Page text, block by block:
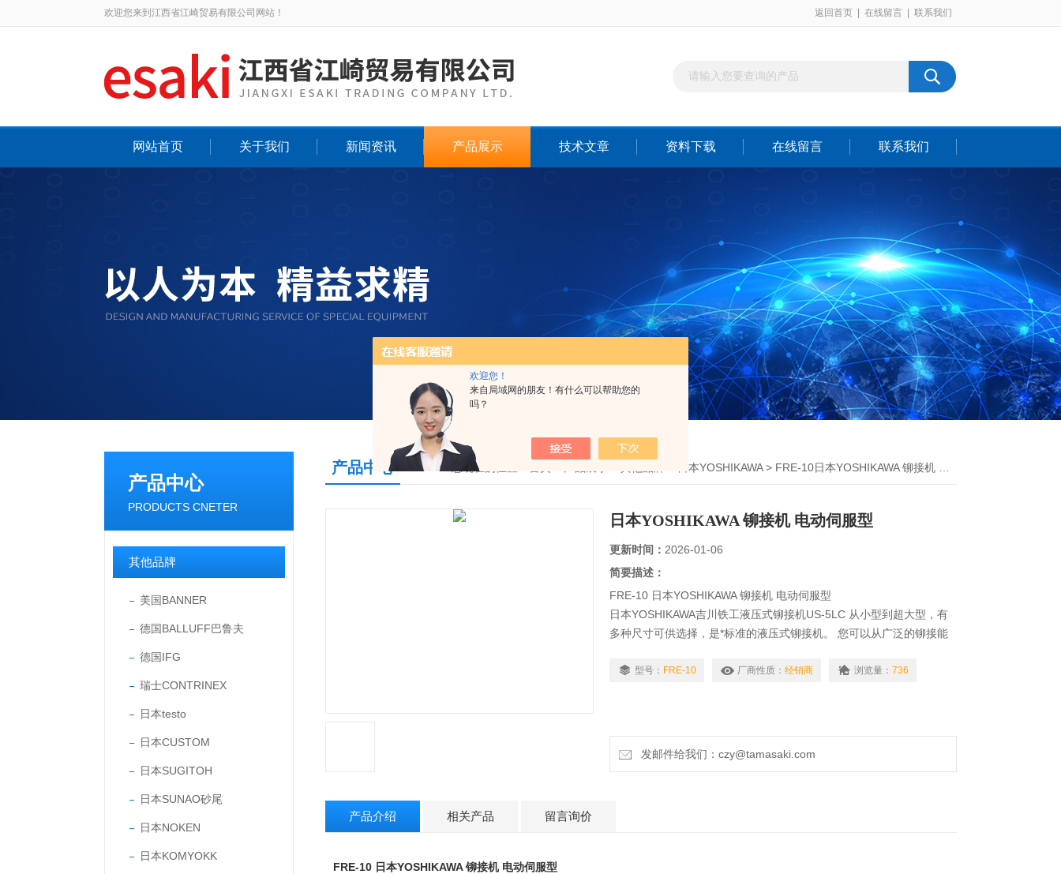
欢迎您！
来自局域网的朋友！有什么可以帮助您的
吗？
欢迎您来到江西省江崎贸易有限公司网站！ 返回首页 在线留言 联系我们
网站首页 关于我们 新闻资讯 产品展示 技术文章 资料下载 在线留言 联系我们
产品中心
PRODUCTS CNETER
其他品牌
美国BANNER
德国BALLUFF巴鲁夫
德国IFG
瑞士CONTRINEX
日本testo
日本CUSTOM
日本SUGITOH
日本SUNAO砂尾
日本NOKEN
日本KOMYOKK
产品中心 您现在的位置： 日本YOSHIKAWA> FRE-10日本YOSHIKAWA 铆接机 电动伺服型
日本YOSHIKAWA 铆接机 电动伺服型
更新时间： 2026-01-06
简要描述：
FRE-10 日本YOSHIKAWA 铆接机 电动伺服型
日本YOSHIKAWA吉川铁工液压式铆接机US-5LC 从小型到超大型，有
多种尺寸可供选择，是*标准的液压式铆接机。 您可以从广泛的铆接能
型号： FRE-10 厂商性质： 经销商 浏览量： 736
发邮件给我们：czy@tamasaki.com
产品介绍 相关产品 留言询价
FRE-10 日本YOSHIKAWA 铆接机 电动伺服型